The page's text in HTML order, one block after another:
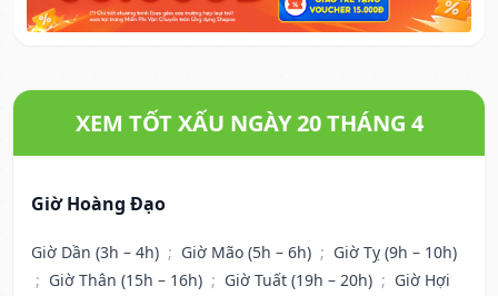
XEM TỐT XẤU NGÀY 20 THÁNG 4
Giờ Hoàng Đạo
Giờ Dần (3h – 4h) ; Giờ Mão (5h – 6h) ; Giờ Tỵ (9h – 10h)
; Giờ Thân (15h – 16h) ; Giờ Tuất (19h – 20h) ; Giờ Hợi